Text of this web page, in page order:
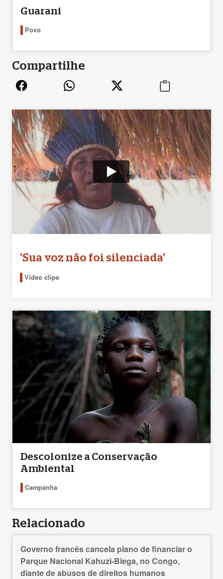
Guarani
Povo
Compartilhe
'Sua voz não foi silenciada'
Vídeo clipe
Descolonize a Conservação
Ambiental
Campanha
Relacionado
Governo francês cancela plano de financiar o
Parque Nacional Kahuzi-Biega, no Congo,
diante de abusos de direitos humanos